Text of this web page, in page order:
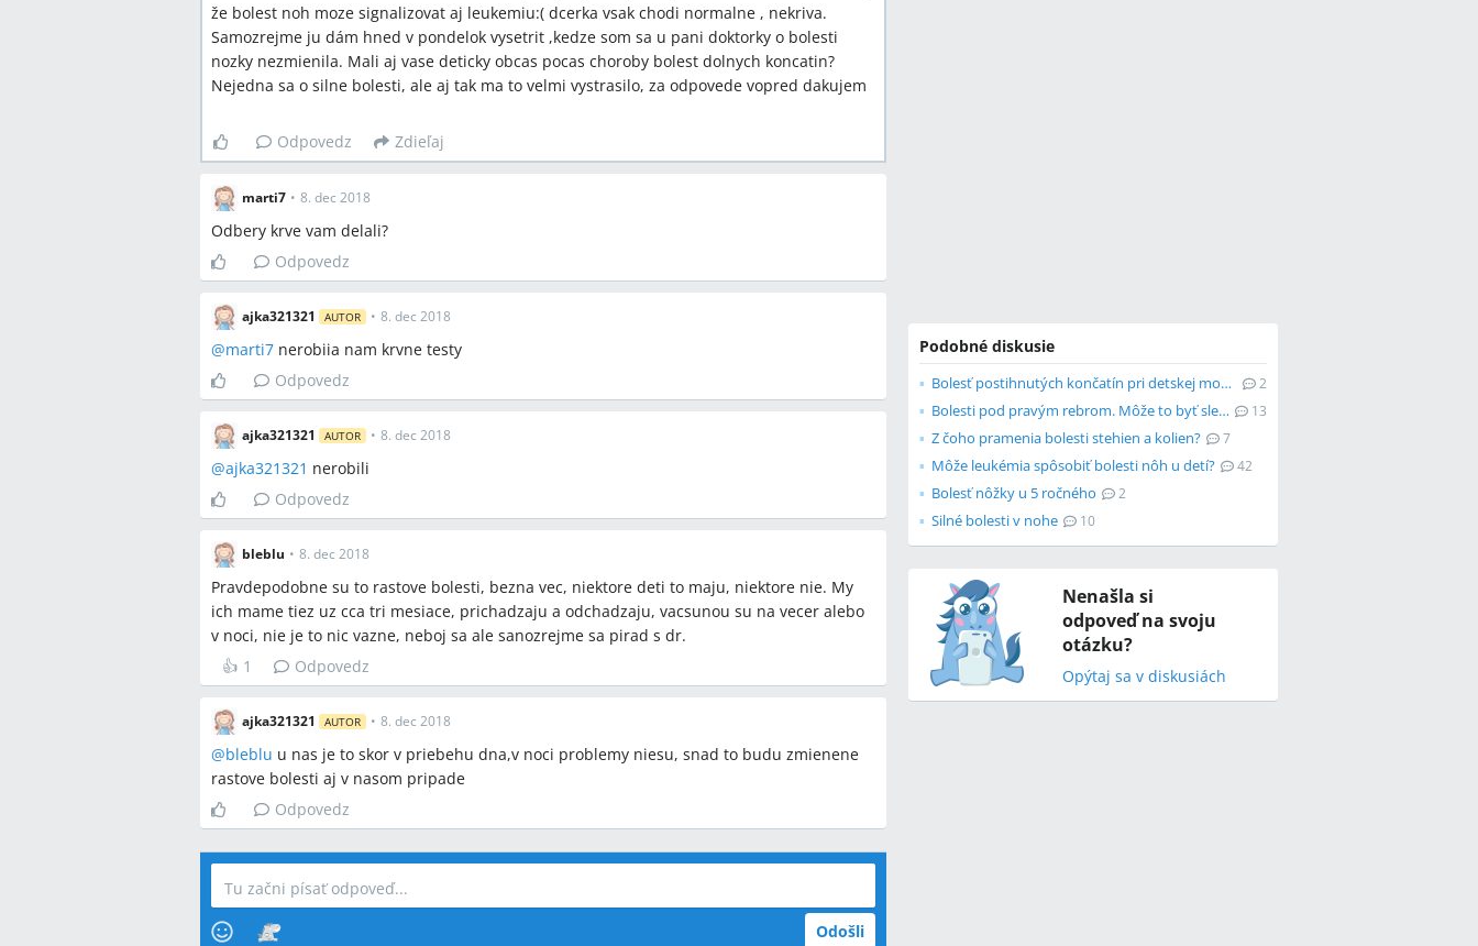
že bolest noh moze signalizovat aj leukemiu:( dcerka vsak chodi normalne , nekriva.
Samozrejme ju dám hned v pondelok vysetrit ,kedze som sa u pani doktorky o bolesti
nozky nezmienila. Mali aj vase deticky obcas pocas choroby bolest dolnych koncatin?
Nejedna sa o silne bolesti, ale aj tak ma to velmi vystrasilo, za odpovede vopred dakujem
Odpovedz Zdieľaj
marti7 • 8. dec 2018
Odbery krve vam delali?
Odpovedz
ajka321321 AUTOR • 8. dec 2018
@marti7 nerobiia nam krvne testy
Odpovedz
ajka321321 AUTOR • 8. dec 2018
@ajka321321 nerobili
Odpovedz
bleblu • 8. dec 2018
Pravdepodobne su to rastove bolesti, bezna vec, niektore deti to maju, niektore nie. My
ich mame tiez uz cca tri mesiace, prichadzaju a odchadzaju, vacsunou su na vecer alebo
v noci, nie je to nic vazne, neboj sa ale sanozrejme sa pirad s dr.
👍 1 Odpovedz
ajka321321 AUTOR • 8. dec 2018
@bleblu u nas je to skor v priebehu dna,v noci problemy niesu, snad to budu zmienene
rastove bolesti aj v nasom pripade
Odpovedz
Odošli
Podobné diskusie
Bolesť postihnutých končatín pri detskej mozgovej obrne počas choroby 2
Bolesti pod pravým rebrom. Môže to byť slepé črevo? 13
Z čoho pramenia bolesti stehien a kolien? 7
Môže leukémia spôsobiť bolesti nôh u detí? 42
Bolesť nôžky u 5 ročného 2
Silné bolesti v nohe 10
Nenašla si
odpoveď na svoju
otázku?
Opýtaj sa v diskusiách